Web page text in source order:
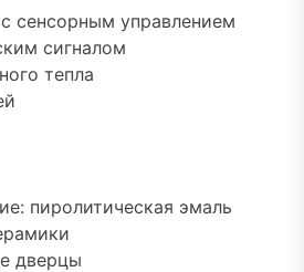
сенсорным управлением
сигналом
тепла
пиролитическая эмаль
дверцы